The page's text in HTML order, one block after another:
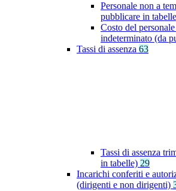
Personale non a
pubblicare in
Costo del
indeterminato (da
Tassi di assenza 63
Tassi di assenza
in tabelle) 29
Incarichi conferiti e
(dirigenti e non dirigenti)